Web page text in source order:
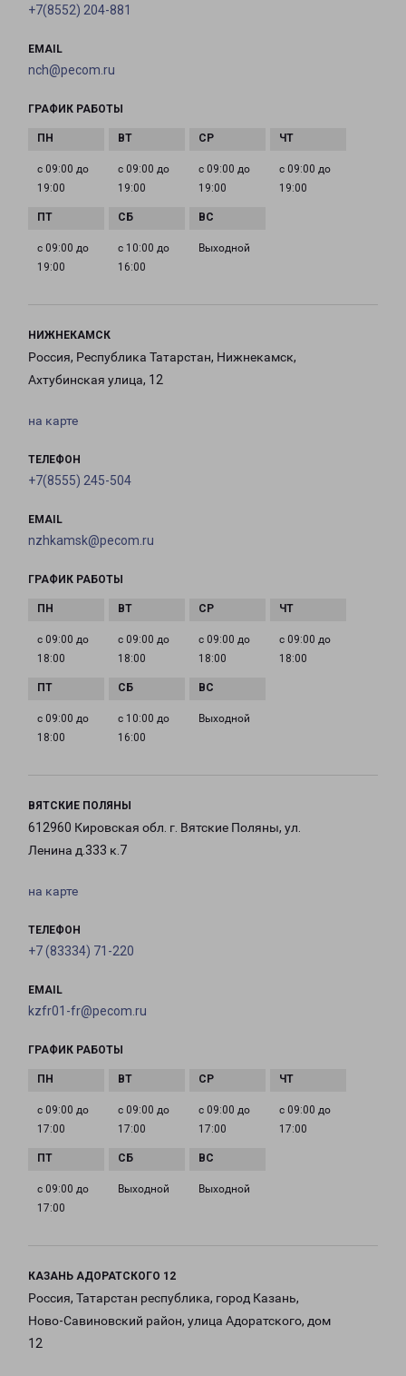
+7(8552) 204-881
EMAIL
nch@pecom.ru
ГРАФИК РАБОТЫ
с 09:00 до
19:00
с 09:00 до
19:00
с 09:00 до
19:00
с 09:00 до
19:00
с 09:00 до
19:00
с 10:00 до
16:00
Выходной
НИЖНЕКАМСК
Россия, Республика Татарстан, Нижнекамск,
Ахтубинская улица, 12
на карте
ТЕЛЕФОН
+7(8555) 245-504
EMAIL
nzhkamsk@pecom.ru
ГРАФИК РАБОТЫ
с 09:00 до
18:00
с 09:00 до
18:00
с 09:00 до
18:00
с 09:00 до
18:00
с 09:00 до
18:00
с 10:00 до
16:00
Выходной
ВЯТСКИЕ ПОЛЯНЫ
612960 Кировская обл. г. Вятские Поляны, ул.
Ленина д.333 к.7
на карте
ТЕЛЕФОН
+7 (83334) 71-220
EMAIL
kzfr01-fr@pecom.ru
ГРАФИК РАБОТЫ
с 09:00 до
17:00
с 09:00 до
17:00
с 09:00 до
17:00
с 09:00 до
17:00
с 09:00 до
17:00
Выходной Выходной
КАЗАНЬ АДОРАТСКОГО 12
Россия, Татарстан республика, город Казань,
Ново-Савиновский район, улица Адоратского, дом
12